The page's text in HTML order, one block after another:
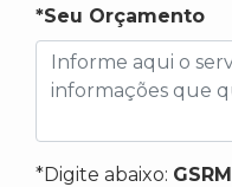
*Seu Orçamento
*Digite abaixo: GSRM